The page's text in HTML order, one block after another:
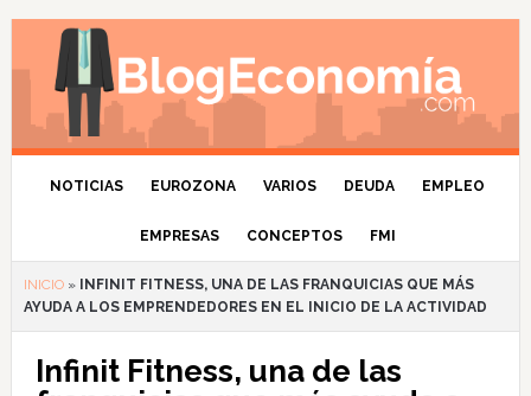
NOTICIAS EUROZONA VARIOS DEUDA EMPLEO
EMPRESAS CONCEPTOS FMI
INICIO»
INFINIT FITNESS, UNA DE LAS FRANQUICIAS QUE MÁS
AYUDA A LOS EMPRENDEDORES EN EL INICIO DE LA ACTIVIDAD
Infinit Fitness, una de las